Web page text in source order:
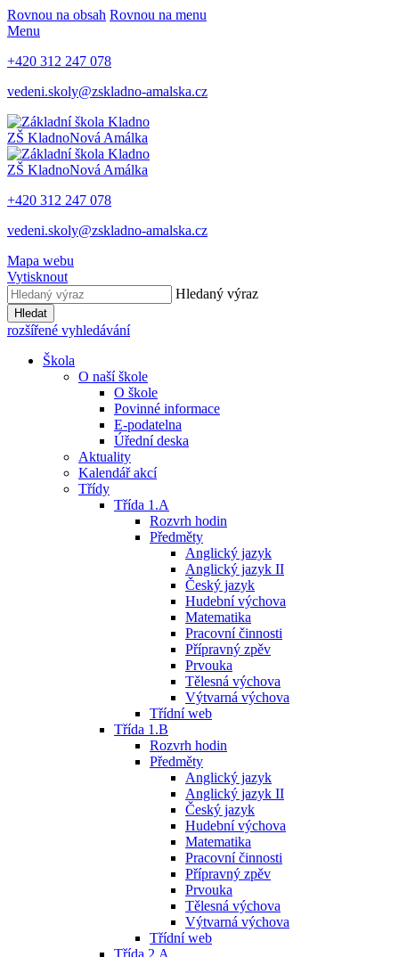
Rovnou na obsah Rovnou na menu
Menu
+420 312 247 078
vedeni.skoly@zskladno-amalska.cz
ZŠ KladnoNová Amálka
ZŠ KladnoNová Amálka
+420 312 247 078
vedeni.skoly@zskladno-amalska.cz
Mapa webu
Vytisknout
Hledaný výraz
Hledat
rozšířené vyhledávání
Škola
O naší škole
O škole
Povinné informace
E-podatelna
Úřední deska
Aktuality
Kalendář akcí
Třídy
Třída 1.A
Rozvrh hodin
Předměty
Anglický jazyk
Anglický jazyk II
Český jazyk
Hudební výchova
Matematika
Pracovní činnosti
Přípravný zpěv
Prvouka
Tělesná výchova
Výtvarná výchova
Třídní web
Třída 1.B
Rozvrh hodin
Předměty
Anglický jazyk
Anglický jazyk II
Český jazyk
Hudební výchova
Matematika
Pracovní činnosti
Přípravný zpěv
Prvouka
Tělesná výchova
Výtvarná výchova
Třídní web
Třída 2.A